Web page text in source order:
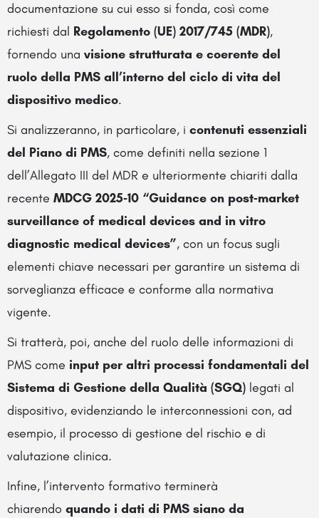
documentazione su cui esso si fonda, così come
richiesti dal Regolamento (UE) 2017/745 (MDR),
fornendo una visione strutturata e coerente del
ruolo della PMS all’interno del ciclo di vita del
dispositivo medico.
Si analizzeranno, in particolare, i contenuti essenziali
del Piano di PMS, come definiti nella sezione 1
dell’Allegato III del MDR e ulteriormente chiariti dalla
recente MDCG 2025‑10 “Guidance on post‑market
surveillance of medical devices and in vitro
diagnostic medical devices”, con un focus sugli
elementi chiave necessari per garantire un sistema di
sorveglianza efficace e conforme alla normativa
vigente.
Si tratterà, poi, anche del ruolo delle informazioni di
PMS come input per altri processi fondamentali del
Sistema di Gestione della Qualità (SGQ) legati al
dispositivo, evidenziando le interconnessioni con, ad
esempio, il processo di gestione del rischio e di
valutazione clinica.
Infine, l’intervento formativo terminerà
chiarendo quando i dati di PMS siano da